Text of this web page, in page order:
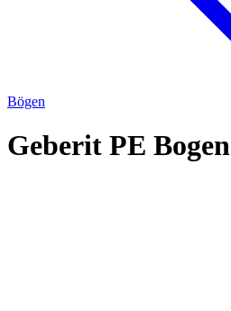
Bögen
Geberit PE Bogen